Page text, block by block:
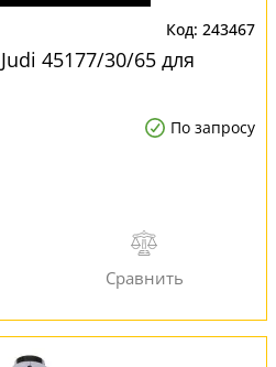
243467
45177/30/65 для
По запросу